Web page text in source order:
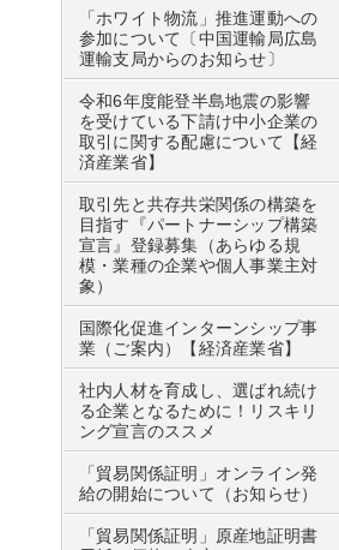
「ホワイト物流」推進運動への
参加について〔中国運輸局広島
運輸支局からのお知らせ〕
令和6年度能登半島地震の影響
を受けている下請け中小企業の
取引に関する配慮について【経
済産業省】
取引先と共存共栄関係の構築を
目指す『パートナーシップ構築
宣言』登録募集（あらゆる規
模・業種の企業や個人事業主対
象）
国際化促進インターンシップ事
業（ご案内）【経済産業省】
社内人材を育成し、選ばれ続け
る企業となるために！リスキリ
ング宣言のススメ
「貿易関係証明」オンライン発
給の開始について（お知らせ）
「貿易関係証明」原産地証明書